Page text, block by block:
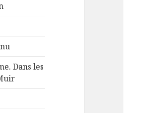
Dans les